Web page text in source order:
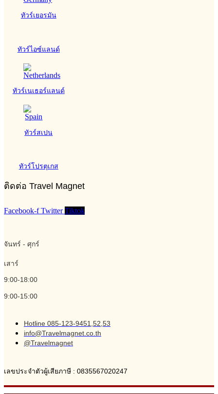
ทัวร์เยอรมัน
ทัวร์ไอซ์แลนด์
ทัวร์เนเธอร์แลนด์
ทัวร์สเปน
ทัวร์โปรตุเกส
ติดต่อ Travel Magnet
Facebook-f Twitter Tiktok
จันทร์ - ศุกร์
เสาร์
9:00-18:00
9:00-15:00
Hotline 085-123-9451,52,53
info@Travelmagnet.co.th
@Travelmagnet
เลขประจำตัวผู้เสียภาษี : 0835567020247